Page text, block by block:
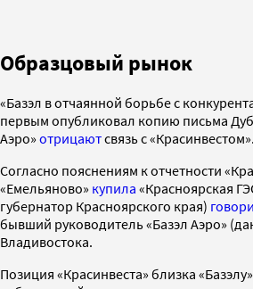
Образцовый рынок
«Базэл в отчаянной борьбе с
первым опубликовал копию письма
Аэро» отрицаютсвязь с «Красинвестом».
Согласно пояснениям к отчетности
«Емельяново» купила «Красноярская
губернатор Красноярского края)
бывший руководитель «Базэл Аэро»
Владивостока.
Позиция «Красинвеста» близка